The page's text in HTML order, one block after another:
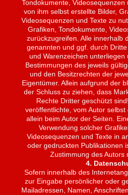
Tondokumente, Videosequenzen
von ihm selbst erstellte Bilder,
Videosequenzen und Texte zu
Grafiken, Tondokumente,
zurückzugreifen. Alle innerhalb
genannten und ggf. durch
und Warenzeichen unterliegen
Bestimmungen des jeweils
und den Besitzrechten der
Eigentümer. Allein aufgrund der
der Schluss zu ziehen, dass
Rechte Dritter geschützt
veröffentlichte, vom Autor
allein beim Autor der Seiten.
Verwendung solcher
Videosequenzen und Texte in
oder gedruckten Publikationen
Zustimmung des Autors
4.
Sofern innerhalb des
zur Eingabe persönlicher oder
Mailadressen, Namen,